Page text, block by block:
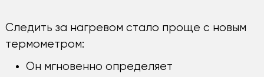
Следить за нагревом стало проще с новым
термометром:
Он мгновенно определяет